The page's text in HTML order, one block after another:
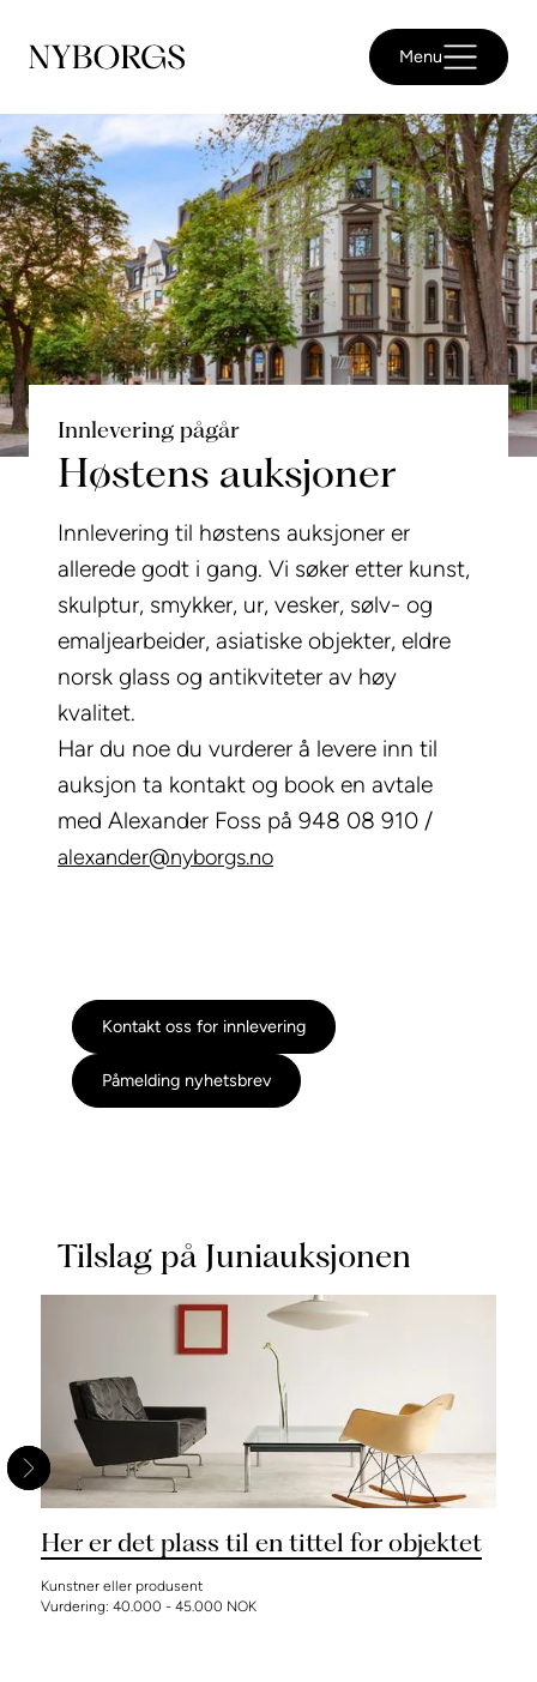
Menu
Innlevering pågår
Høstens auksjoner
Innlevering til høstens auksjoner er
allerede godt i gang. Vi søker etter kunst,
skulptur, smykker, ur, vesker, sølv- og
emaljearbeider, asiatiske objekter, eldre
norsk glass og antikviteter av høy
kvalitet.
Har du noe du vurderer å levere inn til
auksjon ta kontakt og book en avtale
med Alexander Foss på 948 08 910 /
alexander@nyborgs.no
Kontakt oss for innlevering
Påmelding nyhetsbrev
Tilslag på Juniauksjonen
Her er det plass til en tittel for
Kunstner eller produsent
Vurdering: 40.000 - 45.000 NOK